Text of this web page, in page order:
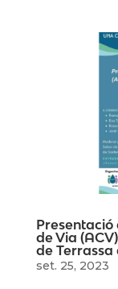
Presentació
de Via
de Terrassa
set. 25, 2023